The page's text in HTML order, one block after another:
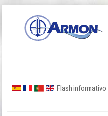
Flash informativo